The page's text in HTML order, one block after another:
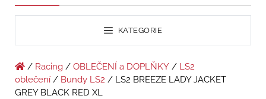
KATEGORIE
/ Racing / OBLEČENÍ a DOPLŇKY / LS2
oblečení / Bundy LS2 / LS2 BREEZE LADY JACKET
GREY BLACK RED XL